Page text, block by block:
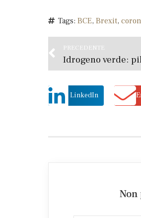
Tags: BCE, Brexit,
PRECEDENTE
LinkedIn
Non